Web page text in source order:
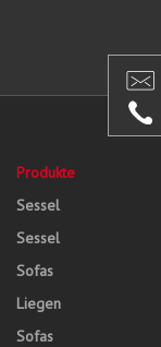
Produkte
Sessel
Sessel
Sofas
Liegen
Sofas